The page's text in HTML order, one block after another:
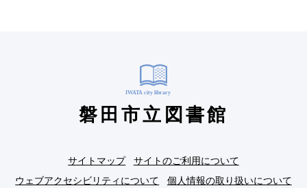
磐田市立図書館
サイトマップ
サイトのご利用について
ウェブアクセシビリティについて
個人情報の取り扱いについて